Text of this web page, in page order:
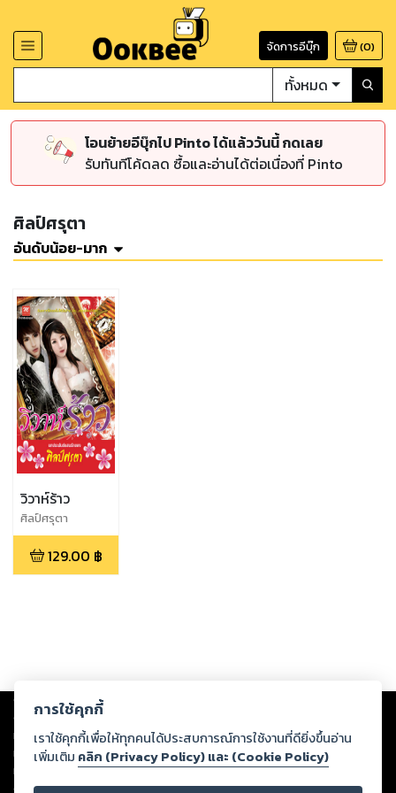
จัดการอีบุ๊ก (0)
ทั้งหมด
โอนย้ายอีบุ๊กไป Pinto ได้แล้ววันนี้ กดเลย
รับทันทีโค้ดลด ซื้อและอ่านได้ต่อเนื่องที่ Pinto
ศิลป์ศรุตา
อันดับน้อย-มาก
วิวาห์ร้าว
ศิลป์ศรุตา
129.00 ฿
Copyright © 2026
ต่อผลงานหรือเนื้อหาใดที่อัปโหลดผ่านเว็บไซต์และปรากฏว่าละเมิดสิทธิใน
ทรัพย์สินทางปัญญาของบุคคลอื่นหรือขัดต่อกฎหมายและศีลธรรม ดังนั้น ผู้อ่าน
ทุกท่านโปรดใช้วิจารณญาณในการกลั่นกรองด้วยตนเอง และหากท่านพบว่าส่วน
หนึ่งส่วนใดขัดต่อกฎหมายและศีลธรรม กรุณาแจ้งมายังบริษัท เพื่อทีมงานจะได้
ดำเนินการในทันที ทั้งนี้ ทางสตอรี่ล็อกขอสงวนลิขสิทธิ์ตามพระราชบัญญัติ
การใช้คุกกี้
เราใช้คุกกี้เพื่อให้ทุกคนได้ประสบการณ์การใช้งานที่ดียิ่งขึ้นอ่าน
เพิ่มเติม คลิก (Privacy Policy) และ (Cookie Policy)